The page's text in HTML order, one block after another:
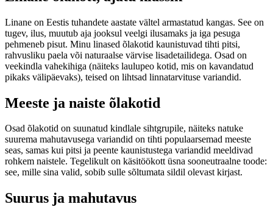
Linane on Eestis tuhandete aastate vältel armastatud kangas. See on
tugev, ilus, muutub aja jooksul veelgi ilusamaks ja iga pesuga
pehmeneb pisut. Minu linased õlakotid kaunistuvad tihti pitsi,
rahvusliku paela või naturaalse värvise lisadetailidega. Osad on
veekindla vahekihiga (näiteks laulupeo kotid, mis on kavandatud
pikaks välipäevaks), teised on lihtsad linnatarvituse variandid.
Meeste ja naiste õlakotid
Osad õlakotid on suunatud kindlale sihtgrupile, näiteks natuke
suurema mahutavusega variandid on tihti populaarsemad meeste
seas, samas kui pitsi ja peente kaunistustega variandid meeldivad
rohkem naistele. Tegelikult on käsitöökott üsna sooneutraalne toode:
see, mille sina valid, sobib sulle sõltumata sildil olevast kirjast.
Suurus ja mahutavus